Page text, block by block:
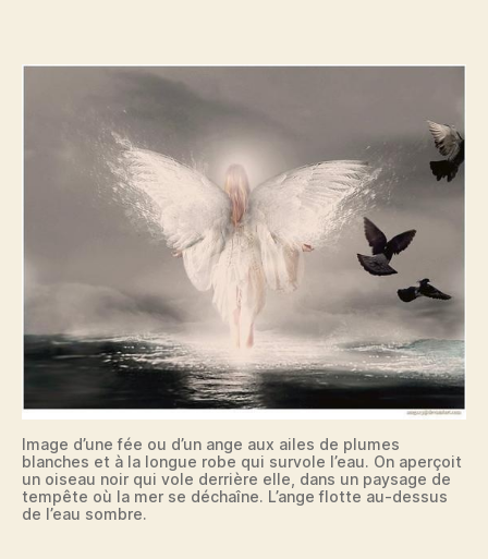
Image d’une fée ou d’un ange aux ailes de plumes
blanches et à la longue robe qui survole l’eau. On aperçoit
un oiseau noir qui vole derrière elle, dans un paysage de
tempête où la mer se déchaîne. L’ange flotte au-dessus
de l’eau sombre.